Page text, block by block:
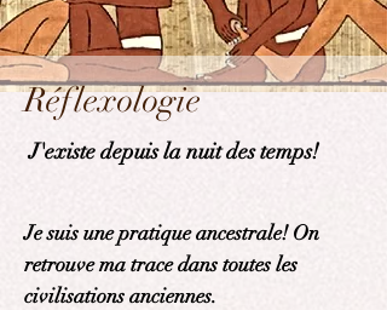
Réflexologie
J'existe depuis la nuit des temps!
Je suis une pratique ancestrale! On
retrouve ma trace dans toutes les
civilisations anciennes.